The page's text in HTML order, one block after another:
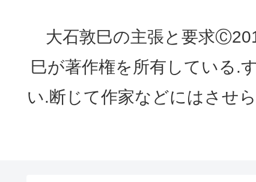
大石敦巳の主張と要求
巳が著作権を所有している.
い.断じて作家などにはさせ